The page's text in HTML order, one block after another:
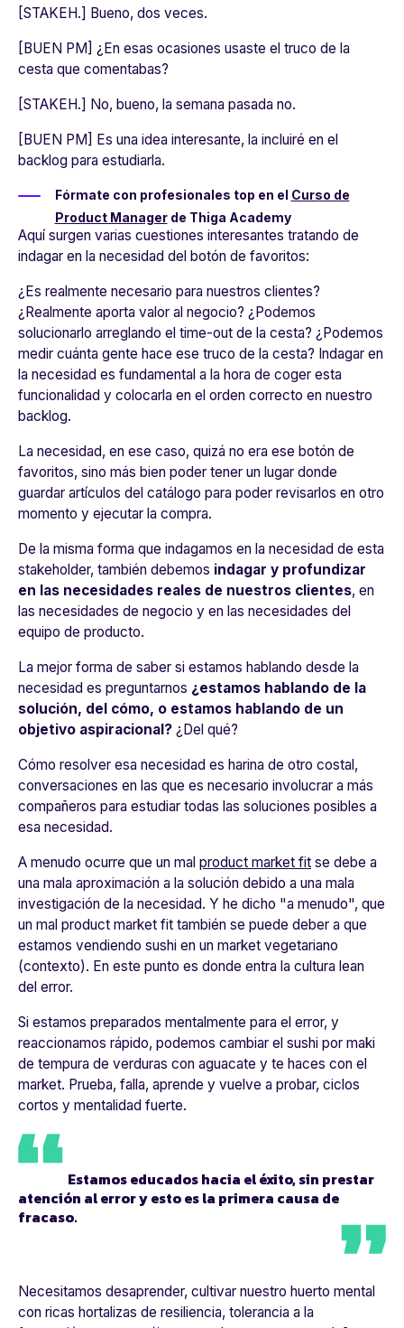
[STAKEH.] Bueno, dos veces.
[BUEN PM] ¿En esas ocasiones usaste el truco de la
cesta que comentabas?
[STAKEH.] No, bueno, la semana pasada no.
[BUEN PM] Es una idea interesante, la incluiré en el
backlog para estudiarla.
Fórmate con profesionales top en el Curso de
Product Managerde Thiga Academy
Aquí surgen varias cuestiones interesantes tratando de
indagar en la necesidad del botón de favoritos:
¿Es realmente necesario para nuestros clientes?
¿Realmente aporta valor al negocio? ¿Podemos
solucionarlo arreglando el time-out de la cesta? ¿Podemos
medir cuánta gente hace ese truco de la cesta? Indagar en
la necesidad es fundamental a la hora de coger esta
funcionalidad y colocarla en el orden correcto en nuestro
backlog.
La necesidad, en ese caso, quizá no era ese botón de
favoritos, sino más bien poder tener un lugar donde
guardar artículos del catálogo para poder revisarlos en otro
momento y ejecutar la compra.
De la misma forma que indagamos en la necesidad de esta
stakeholder, también debemos indagar y profundizar
en las necesidades reales de nuestros clientes, en
las necesidades de negocio y en las necesidades del
equipo de producto.
La mejor forma de saber si estamos hablando desde la
necesidad es preguntarnos ¿estamos hablando de la
solución, del cómo, o estamos hablando de un
objetivo aspiracional? ¿Del qué?
Cómo resolver esa necesidad es harina de otro costal,
conversaciones en las que es necesario involucrar a más
compañeros para estudiar todas las soluciones posibles a
esa necesidad.
A menudo ocurre que un mal product market fit se debe a
una mala aproximación a la solución debido a una mala
investigación de la necesidad. Y he dicho "a menudo", que
un mal product market fit también se puede deber a que
estamos vendiendo sushi en un market vegetariano
(contexto). En este punto es donde entra la cultura lean
del error.
Si estamos preparados mentalmente para el error, y
reaccionamos rápido, podemos cambiar el sushi por maki
de tempura de verduras con aguacate y te haces con el
market. Prueba, falla, aprende y vuelve a probar, ciclos
cortos y mentalidad fuerte.
Estamos educados hacia el éxito, sin prestar
atención al error y esto es la primera causa de
fracaso.
Necesitamos desaprender, cultivar nuestro huerto mental
con ricas hortalizas de resiliencia, tolerancia a la